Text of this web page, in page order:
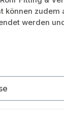
können zudem
werden